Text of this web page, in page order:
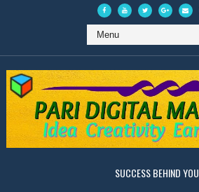
SUCCESS BEHIND YOU